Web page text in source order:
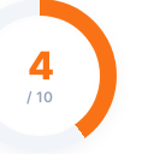
4
/ 10